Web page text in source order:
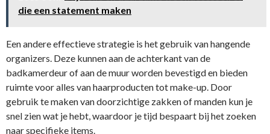
die een statement maken
Een andere effectieve strategie is het gebruik van hangende
organizers. Deze kunnen aan de achterkant van de
badkamerdeur of aan de muur worden bevestigd en bieden
ruimte voor alles van haarproducten tot make-up. Door
gebruik te maken van doorzichtige zakken of manden kun je
snel zien wat je hebt, waardoor je tijd bespaart bij het zoeken
naar specifieke items.